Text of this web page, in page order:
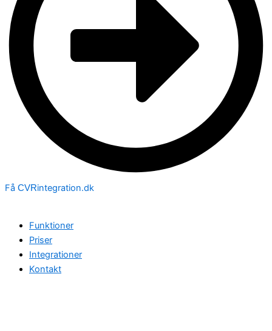
Få CVRintegration.dk
Funktioner
Priser
Integrationer
Kontakt